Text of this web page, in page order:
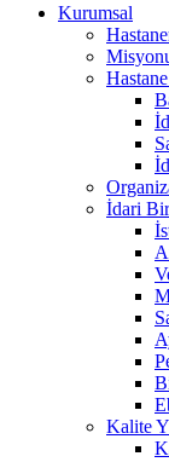
Kurumsal
İdari
Kalite